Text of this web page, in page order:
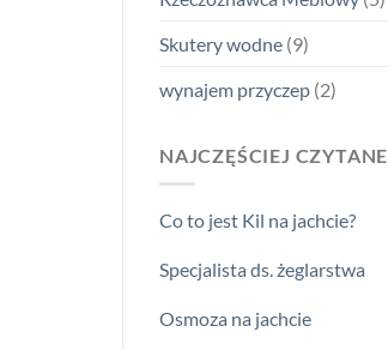
Skutery wodne (9)
wynajem przyczep (2)
NAJCZĘŚCIEJ CZYTANE
Co to jest Kil na jachcie?
Specjalista ds. żeglarstwa
Osmoza na jachcie